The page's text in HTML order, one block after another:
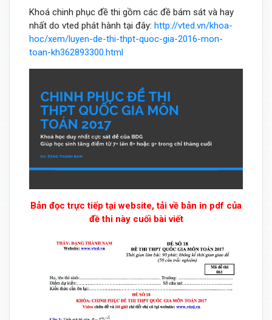
Khoá chinh phục đề thi gồm các đề bám sát và hay
nhất do vted phát hành tại đây: http://vted.vn/khoa-
hoc/xem/luyen-de-thi-thpt-quoc-gia-2016-mon-
toan-kh362893300.html
Bản đọc trực tiếp tại website, tải về bản in pdf của
đề thi này cuối bài viết